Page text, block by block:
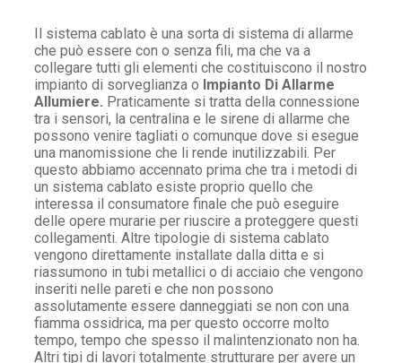
Il sistema cablato è una sorta di sistema di allarme
che può essere con o senza fili, ma che va a
collegare tutti gli elementi che costituiscono il nostro
impianto di sorveglianza o Impianto Di Allarme
Allumiere. Praticamente si tratta della connessione
tra i sensori, la centralina e le sirene di allarme che
possono venire tagliati o comunque dove si esegue
una manomissione che li rende inutilizzabili. Per
questo abbiamo accennato prima che tra i metodi di
un sistema cablato esiste proprio quello che
interessa il consumatore finale che può eseguire
delle opere murarie per riuscire a proteggere questi
collegamenti. Altre tipologie di sistema cablato
vengono direttamente installate dalla ditta e si
riassumono in tubi metallici o di acciaio che vengono
inseriti nelle pareti e che non possono
assolutamente essere danneggiati se non con una
fiamma ossidrica, ma per questo occorre molto
tempo, tempo che spesso il malintenzionato non ha.
Altri tipi di lavori totalmente strutturare per avere un